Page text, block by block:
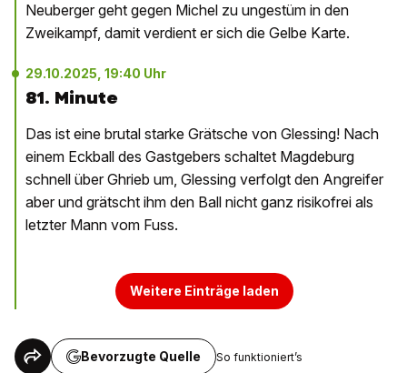
Neuberger geht gegen Michel zu ungestüm in den
Zweikampf, damit verdient er sich die Gelbe Karte.
29.10.2025, 19:40 Uhr
81. Minute
Das ist eine brutal starke Grätsche von Glessing! Nach
einem Eckball des Gastgebers schaltet Magdeburg
schnell über Ghrieb um, Glessing verfolgt den Angreifer
aber und grätscht ihm den Ball nicht ganz risikofrei als
letzter Mann vom Fuss.
Weitere Einträge laden
Bevorzugte Quelle So funktioniert’s